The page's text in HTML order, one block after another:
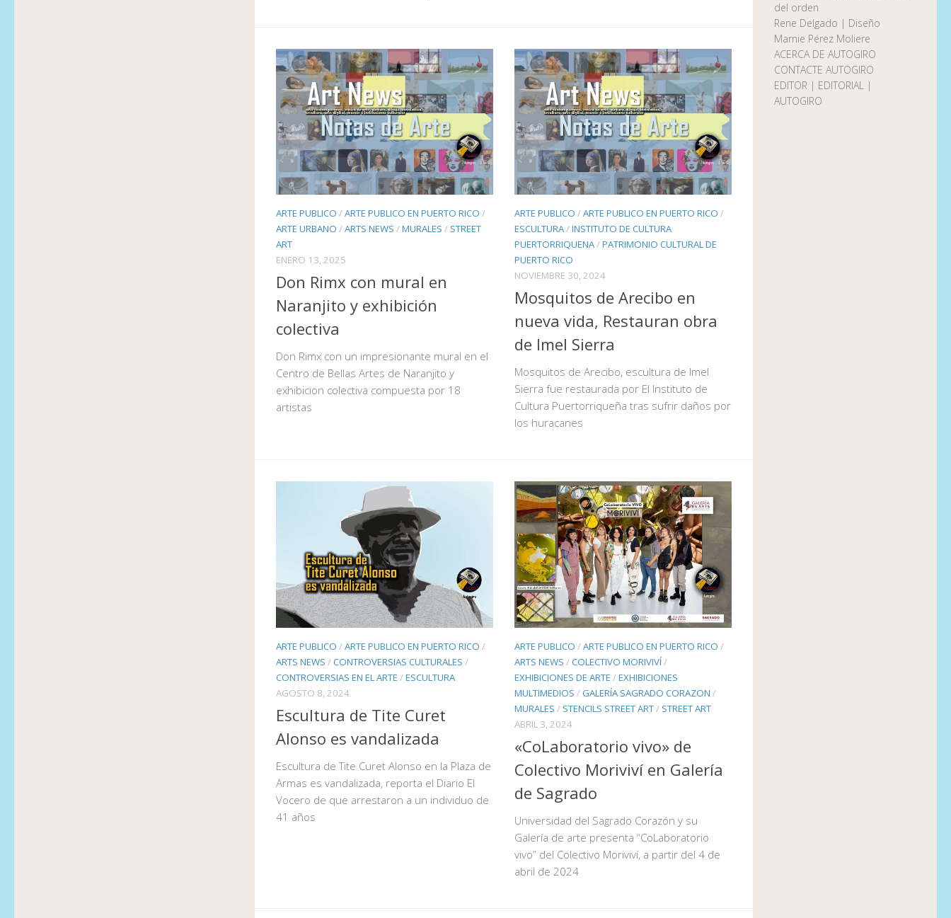
ARTE PUBLICO /ARTE PUBLICO EN PUERTO RICO /
ARTE URBANO /ARTS NEWS /MURALES / STREET
ART
ENERO 13, 2025
Don Rimx con mural en
Naranjito y exhibición
colectiva
Don Rimx con un impresionante mural en el
Centro de Bellas Artes de Naranjito y
exhibicion colectiva compuesta por 18
artistas
ARTE PUBLICO /ARTE PUBLICO EN PUERTO RICO /
ESCULTURA/INSTITUTO DE CULTURA
PUERTORRIQUENA/PATRIMONIO CULTURAL DE
PUERTO RICO
NOVIEMBRE 30, 2024
Mosquitos de Arecibo en
nueva vida, Restauran obra
de Imel Sierra
Mosquitos de Arecibo, escultura de Imel
Sierra fue restaurada por El Instituto de
Cultura Puertorriqueña tras sufrir daños por
los huracanes
ARTE PUBLICO /ARTE PUBLICO EN PUERTO RICO /
ARTS NEWS /CONTROVERSIAS CULTURALES /
CONTROVERSIAS EN EL ARTE /ESCULTURA
AGOSTO 8, 2024
Escultura de Tite Curet
Alonso es vandalizada
Escultura de Tite Curet Alonso en la Plaza de
Armas es vandalizada, reporta el Diario El
Vocero de que arrestaron a un individuo de
41 años
ARTE PUBLICO /ARTE PUBLICO EN PUERTO RICO /
ARTS NEWS /COLECTIVO MORIVIVÍ/
EXHIBICIONES DE ARTE /EXHIBICIONES
MULTIMEDIOS / GALERÍA SAGRADO CORAZON /
MURALES / STENCILS STREET ART / STREET ART
ABRIL 3, 2024
«CoLaboratorio vivo» de
Colectivo Moriviví en Galería
de Sagrado
Universidad del Sagrado Corazón y su
Galería de arte presenta “CoLaboratorio
vivo” del Colectivo Moriviví, a partir del 4 de
abril de 2024
del orden
Rene Delgado | Diseño
Marnie Pérez Moliere
ACERCA DE AUTOGIRO
CONTACTE AUTOGIRO
EDITOR | EDITORIAL |
AUTOGIRO